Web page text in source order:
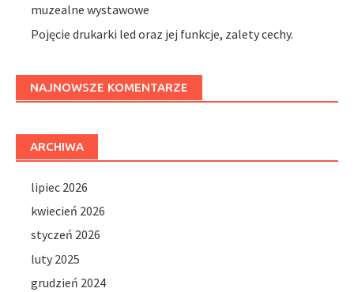
muzealne wystawowe
Pojęcie drukarki led oraz jej funkcje, zalety cechy.
NAJNOWSZE KOMENTARZE
ARCHIWA
lipiec 2026
kwiecień 2026
styczeń 2026
luty 2025
grudzień 2024